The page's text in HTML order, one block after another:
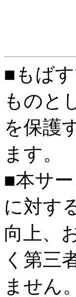
■もば
ものと
を保護
ます。
■本サ
に対す
向上、
く第三
ません